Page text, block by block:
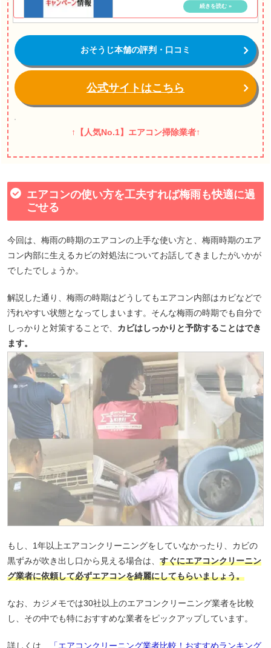
おそうじ本舗の評判・口コミ
公式サイトはこちら
↑【人気No.1】エアコン掃除業者↑
エアコンの使い方を工夫すれば梅雨も快適に過
ごせる
今回は、梅雨の時期のエアコンの上手な使い方と、梅雨時期のエア
コン内部に生えるカビの対処法についてお話してきましたがいかが
でしたでしょうか。
解説した通り、梅雨の時期はどうしてもエアコン内部はカビなどで
汚れやすい状態となってしまいます。そんな梅雨の時期でも自分で
しっかりと対策することで、 カビはしっかりと予防することはでき
ます。
もし、1年以上エアコンクリーニングをしていなかったり、カビの
黒ずみが吹き出し口から見える場合は、 すぐにエアコンクリーニン
グ業者に依頼して必ずエアコンを綺麗にしてもらいましょう。
なお、カジメモでは30社以上のエアコンクリーニング業者を比較
し、その中でも特におすすめな業者をピックアップしています。
詳しくは、 「エアコンクリーニング業者比較！おすすめランキング